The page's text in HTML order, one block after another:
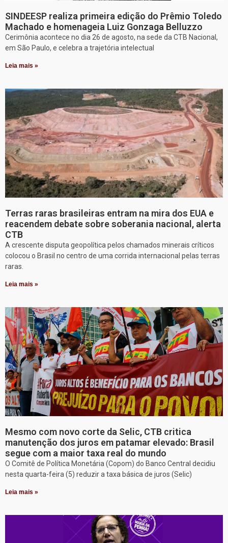
SINDEESP realiza primeira edição do Prêmio Toledo
Machado e homenageia Luiz Gonzaga Belluzzo
Cerimônia acontece no dia 26 de agosto, na sede da CTB Nacional,
em São Paulo, e celebra a trajetória intelectual
Leia mais »
Terras raras brasileiras entram na mira dos EUA e
reacendem debate sobre soberania nacional, alerta
CTB
A crescente disputa geopolítica pelos chamados minerais críticos
colocou o Brasil no centro de uma corrida internacional pelas terras
raras.
Leia mais »
Mesmo com novo corte da Selic, CTB critica
manutenção dos juros em patamar elevado: Brasil
segue com a maior taxa real do mundo
O Comitê de Política Monetária (Copom) do Banco Central decidiu
nesta quarta-feira (5) reduzir a taxa básica de juros (Selic)
Leia mais »